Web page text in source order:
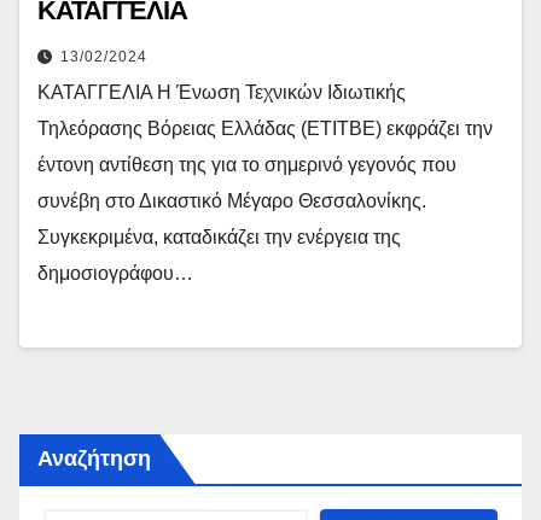
ΚΑΤΑΓΓΕΛΙΑ
13/02/2024
ΚΑΤΑΓΓΕΛΙΑ Η Ένωση Τεχνικών Ιδιωτικής
Τηλεόρασης Βόρειας Ελλάδας (ΕΤΙΤΒΕ) εκφράζει την
έντονη αντίθεση της για το σημερινό γεγονός που
συνέβη στο Δικαστικό Μέγαρο Θεσσαλονίκης.
Συγκεκριμένα, καταδικάζει την ενέργεια της
δημοσιογράφου…
Αναζήτηση